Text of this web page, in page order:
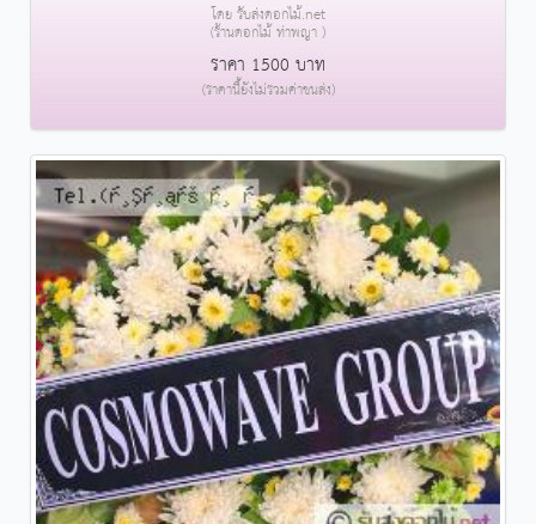
โดย รับส่งดอกไม้.net
(ร้านดอกไม้ ท่าพญา )
ราคา 1500 บาท
(ราคานี้ยังไม่รวมค่าขนส่ง)